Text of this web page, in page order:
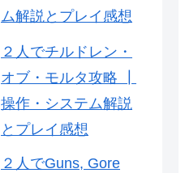
ム解説とプレイ感想
２人でチルドレン・
オブ・モルタ攻略 ┃
操作・システム解説
とプレイ感想
２人でGuns, Gore